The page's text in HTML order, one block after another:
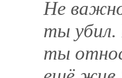
Не
ты
ты